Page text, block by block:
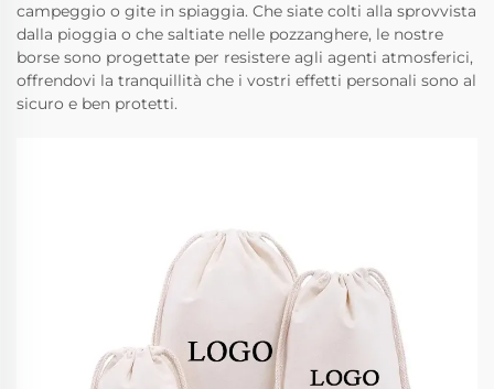
campeggio o gite in spiaggia. Che siate colti alla sprovvista
dalla pioggia o che saltiate nelle pozzanghere, le nostre
borse sono progettate per resistere agli agenti atmosferici,
offrendovi la tranquillità che i vostri effetti personali sono al
sicuro e ben protetti.